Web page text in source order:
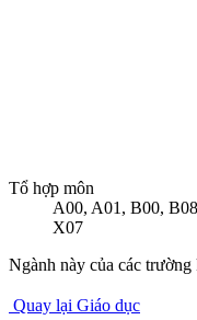
Tổ hợp môn
A00, A01, B00, B08
X07
Ngành này của các trường
Quay lại Giáo dục